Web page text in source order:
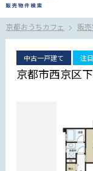
京都おうちカフェ 販
中古一戸建て 注
京都市西京区